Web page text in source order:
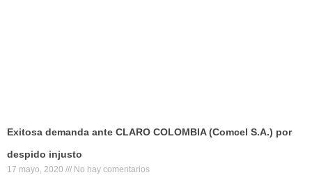
Exitosa demanda ante CLARO COLOMBIA (Comcel S.A.) por
despido injusto
17 mayo, 2020 No hay comentarios